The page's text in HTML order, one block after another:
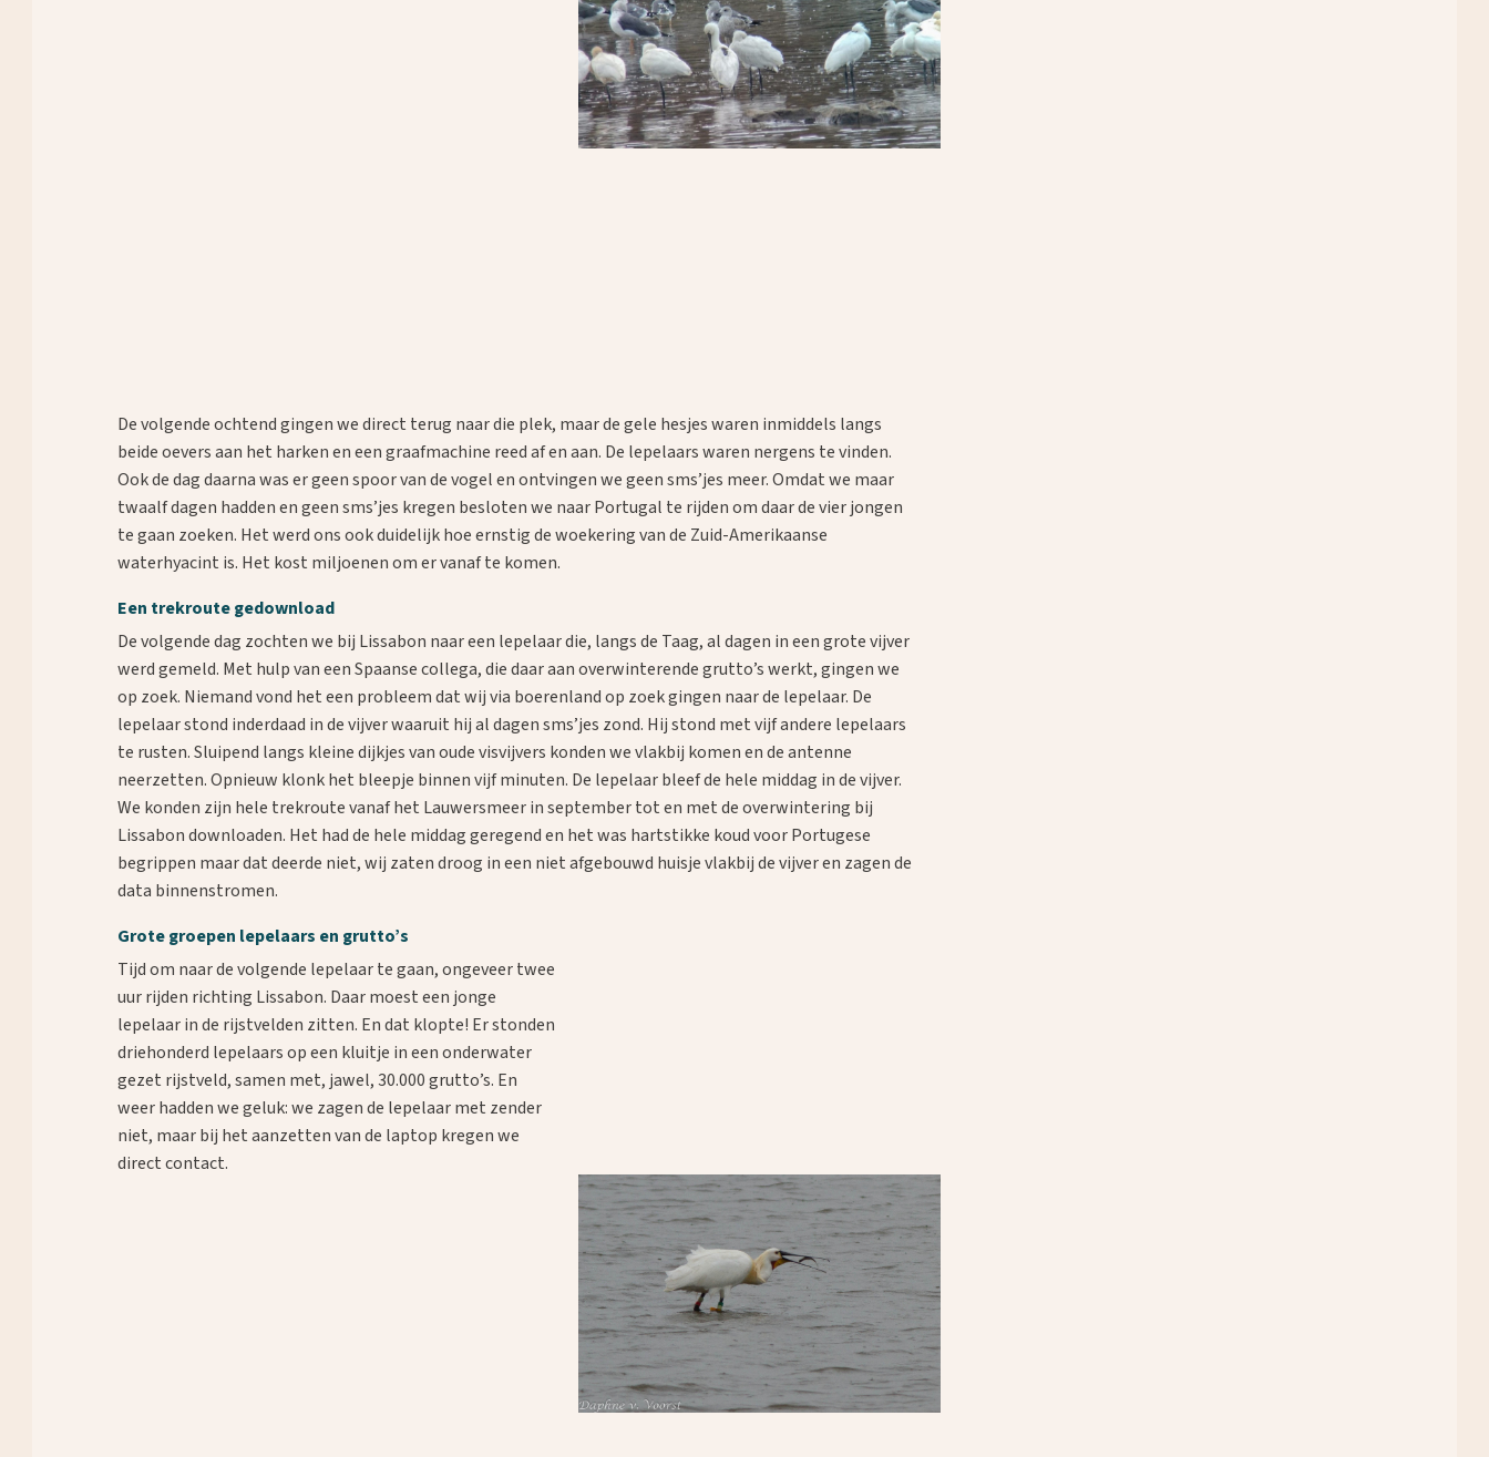
De volgende ochtend gingen we direct terug naar die plek, maar de gele hesjes waren inmiddels langs
beide oevers aan het harken en een graafmachine reed af en aan. De lepelaars waren nergens te vinden.
Ook de dag daarna was er geen spoor van de vogel en ontvingen we geen sms’jes meer. Omdat we maar
twaalf dagen hadden en geen sms’jes kregen besloten we naar Portugal te rijden om daar de vier jongen
te gaan zoeken. Het werd ons ook duidelijk hoe ernstig de woekering van de Zuid-Amerikaanse
waterhyacint is. Het kost miljoenen om er vanaf te komen.
Een trekroute gedownload
De volgende dag zochten we bij Lissabon naar een lepelaar die, langs de Taag, al dagen in een grote vijver
werd gemeld. Met hulp van een Spaanse collega, die daar aan overwinterende grutto’s werkt, gingen we
op zoek. Niemand vond het een probleem dat wij via boerenland op zoek gingen naar de lepelaar. De
lepelaar stond inderdaad in de vijver waaruit hij al dagen sms’jes zond. Hij stond met vijf andere lepelaars
te rusten. Sluipend langs kleine dijkjes van oude visvijvers konden we vlakbij komen en de antenne
neerzetten. Opnieuw klonk het bleepje binnen vijf minuten. De lepelaar bleef de hele middag in de vijver.
We konden zijn hele trekroute vanaf het Lauwersmeer in september tot en met de overwintering bij
Lissabon downloaden. Het had de hele middag geregend en het was hartstikke koud voor Portugese
begrippen maar dat deerde niet, wij zaten droog in een niet afgebouwd huisje vlakbij de vijver en zagen de
data binnenstromen.
Grote groepen lepelaars en grutto’s
Tijd om naar de volgende lepelaar te gaan, ongeveer twee
uur rijden richting Lissabon. Daar moest een jonge
lepelaar in de rijstvelden zitten. En dat klopte! Er stonden
driehonderd lepelaars op een kluitje in een onderwater
gezet rijstveld, samen met, jawel, 30.000 grutto’s. En
weer hadden we geluk: we zagen de lepelaar met zender
niet, maar bij het aanzetten van de laptop kregen we
direct contact.